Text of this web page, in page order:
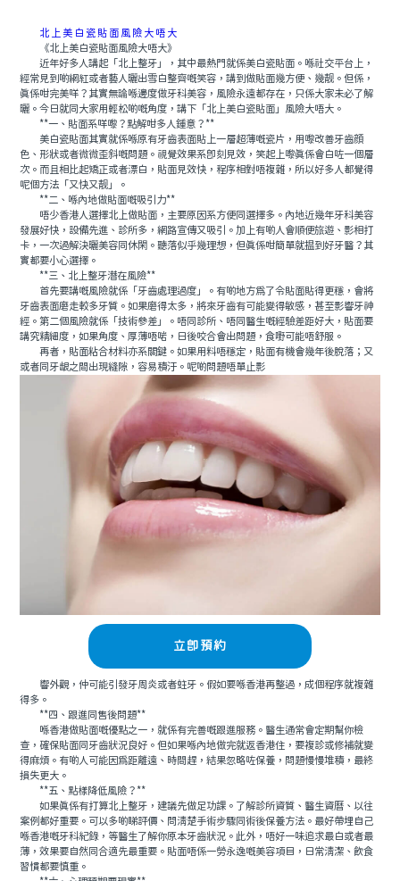
北上美白瓷貼面風險大唔大
《北上美白瓷貼面風險大唔大》
近年好多人講起「北上整牙」，其中最熱門就係美白瓷貼面。喺社交平台上，
經常見到啲網紅或者藝人曬出雪白整齊嘅笑容，講到做貼面幾方便、幾靓。但係，
真係咁完美咩？其實無論喺邊度做牙科美容，風險永遠都存在，只係大家未必了解
曬。今日就同大家用輕松啲嘅角度，講下「北上美白瓷貼面」風險大唔大。
**一、貼面系咩嚟？點解咁多人鍾意？**
美白瓷貼面其實就係喺原有牙齒表面貼上一層超薄嘅瓷片，用嚟改善牙齒顔
色、形狀或者微微歪斜嘅問題。視覺效果系即刻見效，笑起上嚟真係會白咗一個層
次。而且相比起矯正或者漂白，貼面見效快，程序相對唔複雜，所以好多人都覺得
呢個方法「又快又靓」。
**二、喺內地做貼面嘅吸引力**
唔少香港人選擇北上做貼面，主要原因系方便同選擇多。內地近幾年牙科美容
發展好快，設備先進、診所多，網路宣傳又吸引。加上有啲人會順便旅遊、影相打
卡，一次過解決曬美容同休閑。聽落似乎幾理想，但真係咁簡單就揾到好牙醫？其
實都要小心選擇。
**三、北上整牙潛在風險**
首先要講嘅風險就係「牙齒處理過度」。有啲地方爲了令貼面貼得更穩，會將
牙齒表面磨走較多牙質。如果磨得太多，將來牙齒有可能變得敏感，甚至影響牙神
經。第二個風險就係「技術參差」。唔同診所、唔同醫生嘅經驗差距好大，貼面要
講究精細度，如果角度、厚薄唔啱，日後咬合會出問題，食嘢可能唔舒服。
再者，貼面粘合材料亦系關鍵。如果用料唔穩定，貼面有機會幾年後脫落；又
或者同牙龈之間出現縫隙，容易積汙。呢啲問題唔單止影
立即預約
響外觀，仲可能引發牙周炎或者蛀牙。假如要喺香港再整過，成個程序就複雜
得多。
**四、跟進同售後問題**
喺香港做貼面嘅優點之一，就係有完善嘅跟進服務。醫生通常會定期幫你檢
查，確保貼面同牙齒狀況良好。但如果喺內地做完就返香港住，要複診或修補就變
得麻煩。有啲人可能因爲距離遠、時間趕，結果忽略咗保養，問題慢慢堆積，最終
損失更大。
**五、點樣降低風險？**
如果真係有打算北上整牙，建議先做足功課。了解診所資質、醫生資曆、以往
案例都好重要。可以多啲睇評價、問清楚手術步驟同術後保養方法。最好帶埋自己
喺香港嘅牙科紀錄，等醫生了解你原本牙齒狀況。此外，唔好一味追求最白或者最
薄，效果要自然同合適先最重要。貼面唔係一勞永逸嘅美容項目，日常清潔、飲食
習慣都要慎重。